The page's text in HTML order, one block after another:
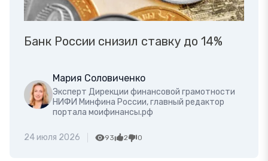
Банк России снизил ставку до 14%
Мария Соловиченко
Эксперт Дирекции финансовой грамотности
НИФИ Минфина России, главный редактор
портала моифинансы.рф
24 июля 2026 93 2 0